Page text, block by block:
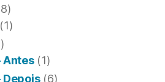
Antes(1)
Depois(6)